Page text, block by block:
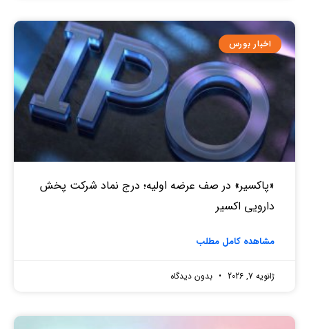
اخبار بورس
«پاکسیر» در صف عرضه اولیه؛ درج نماد شرکت پخش
دارویی اکسیر
مشاهده کامل مطلب
ژانویه 7, 2026 بدون دیدگاه